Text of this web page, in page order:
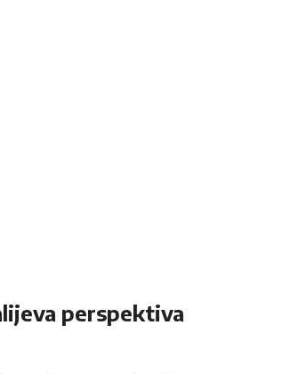
perspektiva